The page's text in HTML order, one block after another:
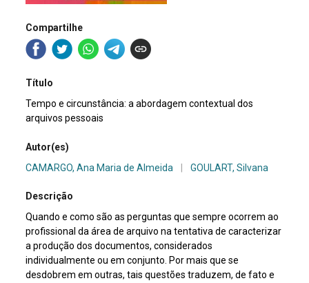
Compartilhe
Título
Tempo e circunstância: a abordagem contextual dos
arquivos pessoais
Autor(es)
CAMARGO, Ana Maria de Almeida
GOULART, Silvana
Descrição
Quando e como são as perguntas que sempre ocorrem ao
profissional da área de arquivo na tentativa de caracterizar
a produção dos documentos, considerados
individualmente ou em conjunto. Por mais que se
desdobrem em outras, tais questões traduzem, de fato e